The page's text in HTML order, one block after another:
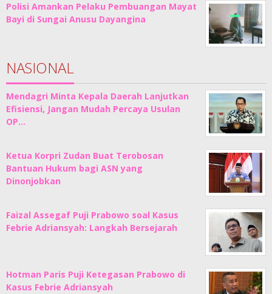
Polisi Amankan Pelaku Pembuangan Mayat
Bayi di Sungai Anusu Dayangina
NASIONAL
Mendagri Minta Kepala Daerah Lanjutkan
Efisiensi, Jangan Mudah Percaya Usulan
OP…
Ketua Korpri Zudan Buat Terobosan
Bantuan Hukum bagi ASN yang
Dinonjobkan
Faizal Assegaf Puji Prabowo soal Kasus
Febrie Adriansyah: Langkah Bersejarah
Hotman Paris Puji Ketegasan Prabowo di
Kasus Febrie Adriansyah